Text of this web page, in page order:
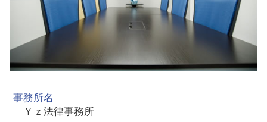
事務所名
Ｙｚ法律事務所